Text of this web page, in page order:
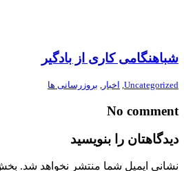
شباهنگامی کاری از بادگیر
Uncategorized
, اخبار , بروزرسانی ها
No comment
دیدگاهتان را بنویسید
نشانی ایمیل شما منتشر نخواهد شد.